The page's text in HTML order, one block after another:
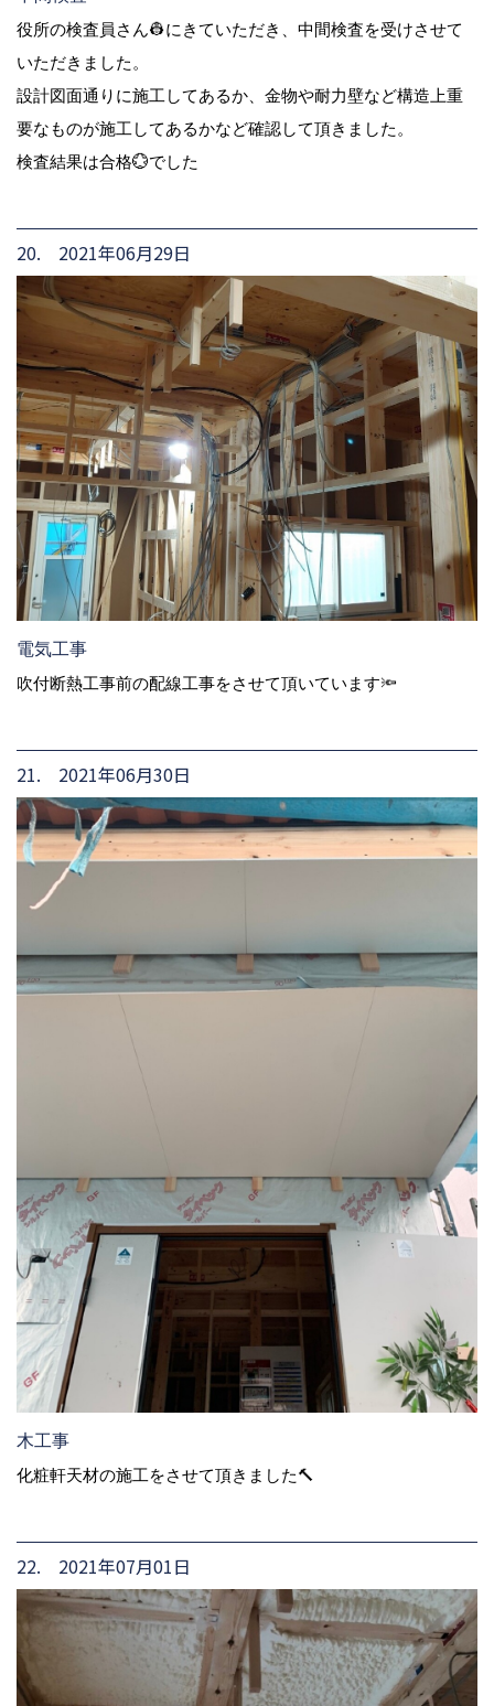
役所の検査員さん👷にきていただき、中間検査を受けさせて
いただきました。
設計図面通りに施工してあるか、金物や耐力壁など構造上重
要なものが施工してあるかなど確認して頂きました。
検査結果は合格💮でした
20. 2021年06月29日
電気工事
吹付断熱工事前の配線工事をさせて頂いています🔦
21. 2021年06月30日
木工事
化粧軒天材の施工をさせて頂きました🔨
22. 2021年07月01日